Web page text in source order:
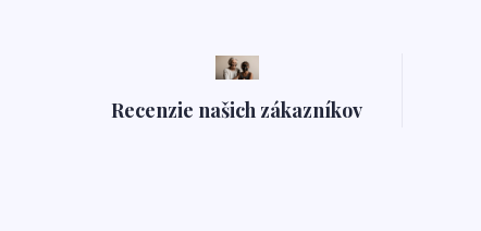
Recenzie našich zákazníkov